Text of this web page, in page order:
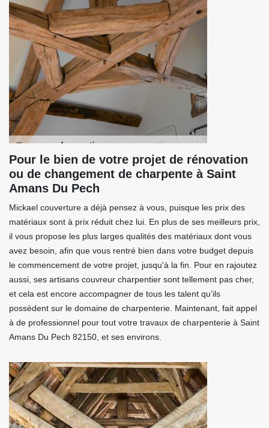
Pour le bien de votre projet de rénovation
ou de changement de charpente à Saint
Amans Du Pech
Mickael couverture a déjà pensez à vous, puisque les prix des
matériaux sont à prix réduit chez lui. En plus de ses meilleurs prix,
il vous propose les plus larges qualités des matériaux dont vous
avez besoin, afin que vous rentré bien dans votre budget depuis
le commencement de votre projet, jusqu'à la fin. Pour en rajoutez
aussi, ses artisans couvreur charpentier sont tellement pas cher,
et cela est encore accompagner de tous les talent qu’ils
possèdent sur le domaine de charpenterie. Maintenant, fait appel
à de professionnel pour tout votre travaux de charpenterie à Saint
Amans Du Pech 82150, et ses environs.